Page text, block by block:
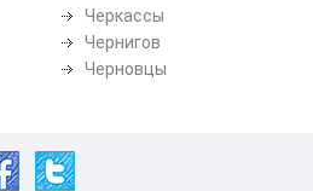
Черкассы
Чернигов
Черновцы